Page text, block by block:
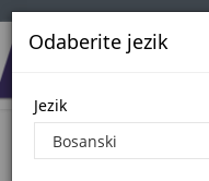
Odaberite jezik
Jezik
Oglasi